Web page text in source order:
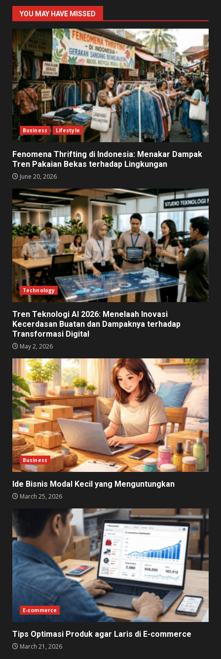
YOU MAY HAVE MISSED
Business Lifestyle
Fenomena Thrifting di Indonesia: Menakar Dampak
Tren Pakaian Bekas terhadap Lingkungan
June 20, 2026
Technology
Tren Teknologi AI 2026: Menelaah Inovasi
Kecerdasan Buatan dan Dampaknya terhadap
Transformasi Digital
May 2, 2026
Business
Ide Bisnis Modal Kecil yang Menguntungkan
March 25, 2026
E-commerce
Tips Optimasi Produk agar Laris di E-commerce
March 21, 2026